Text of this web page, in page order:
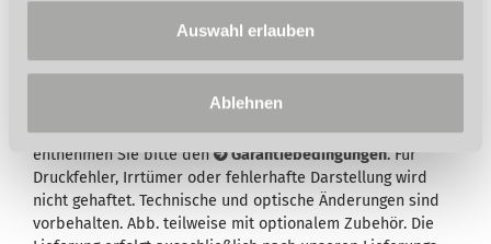
Auswahl erlauben
Ablehnen
Wird in der Artikelbeschreibung und/oder in der
Beschreibung des Lieferumfangs eine Garantie
Mangelhaftungsrechte Ihrem Verkäufer gegenüber hiervon
unberührt. Umfang, Dauer, Inhalt und den Garantiegeber
entnehmen Sie bitte den
Garantiebedingungen. Für
Druckfehler, Irrtümer oder fehlerhafte Darstellung wird
nicht gehaftet. Technische und optische Änderungen sind
vorbehalten. Abb. teilweise mit optionalem Zubehör. Die